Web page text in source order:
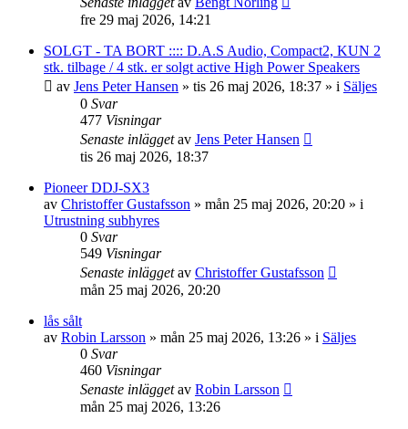
fre 29 maj 2026, 14:21
SOLGT - TA BORT :::: D.A.S Audio, Compact2, KUN 2
stk. tilbage / 4 stk. er solgt active High Power Speakers
av Jens Peter Hansen » tis 26 maj 2026, 18:37 » i Säljes
0 Svar
477 Visningar
Senaste inläggetav Jens Peter Hansen
tis 26 maj 2026, 18:37
Pioneer DDJ-SX3
av Christoffer Gustafsson » mån 25 maj 2026, 20:20 » i
Utrustning subhyres
0 Svar
549 Visningar
Senaste inläggetav Christoffer Gustafsson
mån 25 maj 2026, 20:20
lås sålt
av Robin Larsson » mån 25 maj 2026, 13:26 » i Säljes
0 Svar
460 Visningar
Senaste inläggetav Robin Larsson
mån 25 maj 2026, 13:26